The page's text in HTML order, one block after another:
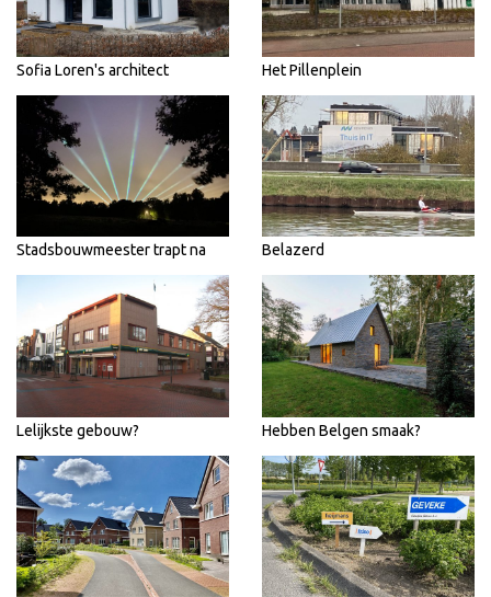
Sofia Loren's architect Het Pillenplein
Stadsbouwmeester trapt na Belazerd
Lelijkste gebouw? Hebben Belgen smaak?